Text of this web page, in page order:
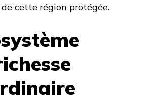
cette région protégée.